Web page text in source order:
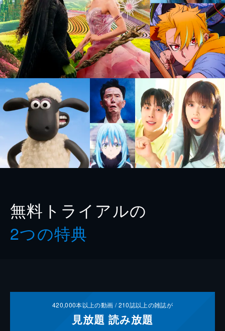
無料トライアルの
2つの特典
420,000本以上の動画 /210誌以上の雑誌が
見放題 読み放題